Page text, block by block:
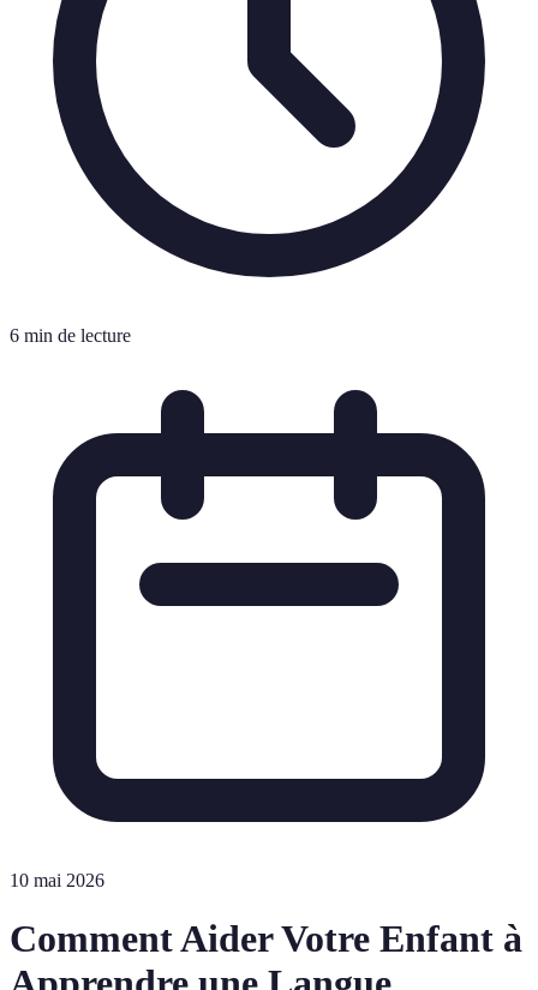
6 min de lecture
10 mai 2026
Comment Aider Votre Enfant à